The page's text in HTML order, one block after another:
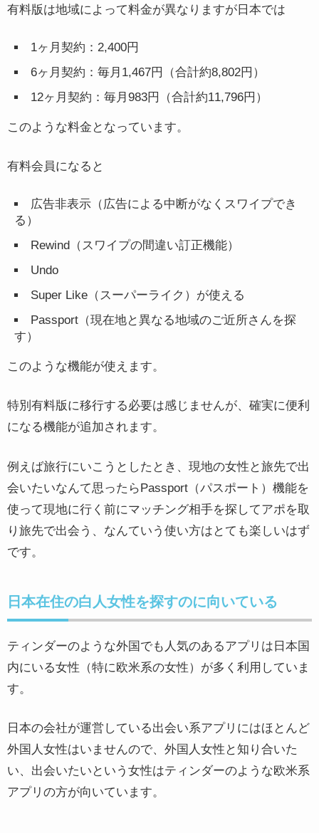
有料版は地域によって料金が異なりますが日本では
1ヶ月契約：2,400円
6ヶ月契約：毎月1,467円（合計約8,802円）
12ヶ月契約：毎月983円（合計約11,796円）
このような料金となっています。
有料会員になると
広告非表示（広告による中断がなくスワイプでき
る）
Rewind（スワイプの間違い訂正機能）
Undo
Super Like（スーパーライク）が使える
Passport（現在地と異なる地域のご近所さんを探
す）
このような機能が使えます。
特別有料版に移行する必要は感じませんが、確実に便利
になる機能が追加されます。
例えば旅行にいこうとしたとき、現地の女性と旅先で出
会いたいなんて思ったらPassport（パスポート）機能を
使って現地に行く前にマッチング相手を探してアポを取
り旅先で出会う、なんていう使い方はとても楽しいはず
です。
日本在住の白人女性を探すのに向いている
ティンダーのような外国でも人気のあるアプリは日本国
内にいる女性（特に欧米系の女性）が多く利用していま
す。
日本の会社が運営している出会い系アプリにはほとんど
外国人女性はいませんので、外国人女性と知り合いた
い、出会いたいという女性はティンダーのような欧米系
アプリの方が向いています。